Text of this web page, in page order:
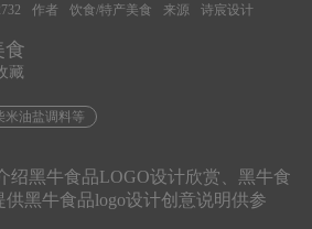
作者 饮食/特产美食 来源 诗宸设计
食
藏
米油盐调料等
绍黑牛食品LOGO设计欣赏、黑牛食
供黑牛食品logo设计创意说明供参